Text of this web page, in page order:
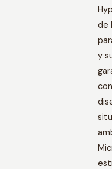
de
y